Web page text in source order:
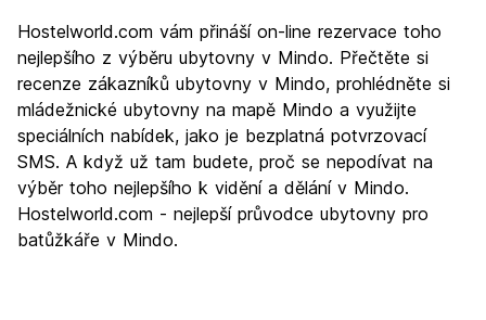
Kultura
7.3
Noční život
5.2
Hodnota za peníze
Hostelworld.com vám přináší on-line rezervace toho
nejlepšího z výběru ubytovny v Mindo. Přečtěte si
recenze zákazníků ubytovny v Mindo, prohlédněte si
mládežnické ubytovny na mapě Mindo a využijte
speciálních nabídek, jako je bezplatná potvrzovací
SMS. A když už tam budete, proč se nepodívat na
výběr toho nejlepšího k vidění a dělání v Mindo.
Hostelworld.com - nejlepší průvodce ubytovny pro
batůžkáře v Mindo.